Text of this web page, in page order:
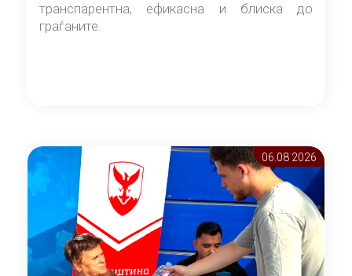
транспарентна, ефикасна и блиска до
граѓаните.
06.08 2026